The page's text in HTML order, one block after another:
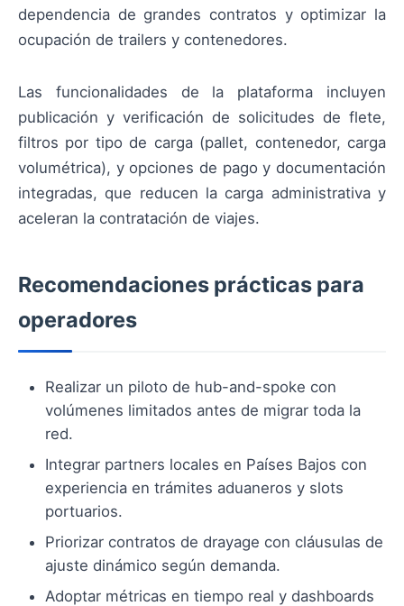
dependencia de grandes contratos y optimizar la
ocupación de trailers y contenedores.
Las funcionalidades de la plataforma incluyen
publicación y verificación de solicitudes de flete,
filtros por tipo de carga (pallet, contenedor, carga
volumétrica), y opciones de pago y documentación
integradas, que reducen la carga administrativa y
aceleran la contratación de viajes.
Recomendaciones prácticas para
operadores
Realizar un piloto de hub-and-spoke con
volúmenes limitados antes de migrar toda la
red.
Integrar partners locales en Países Bajos con
experiencia en trámites aduaneros y slots
portuarios.
Priorizar contratos de drayage con cláusulas de
ajuste dinámico según demanda.
Adoptar métricas en tiempo real y dashboards